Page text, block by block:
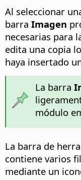
Al seleccionar
barra Imagen
necesarias para
edita una copia
haya insertado
La barra
módulo
La barra de
contiene varios
mediante un